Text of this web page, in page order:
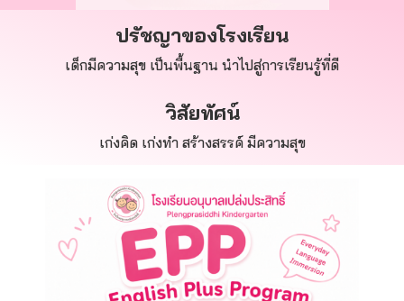
ปรัชญาของโรงเรียน
เด็กมีความสุข เป็นพื้นฐาน นำไปสู่การเรียนรู้ที่ดี
วิสัยทัศน์
เก่งคิด เก่งทำ สร้างสรรค์ มีความสุข